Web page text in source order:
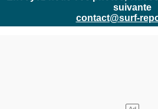
suivante
contact@surf-